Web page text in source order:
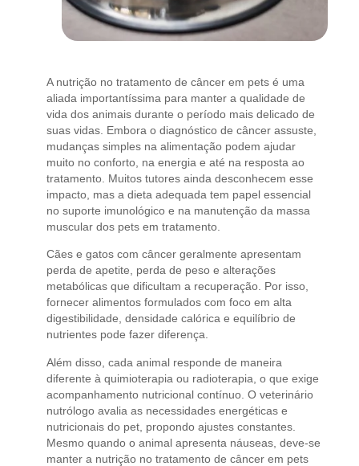
A nutrição no tratamento de câncer em pets é uma
aliada importantíssima para manter a qualidade de
vida dos animais durante o período mais delicado de
suas vidas. Embora o diagnóstico de câncer assuste,
mudanças simples na alimentação podem ajudar
muito no conforto, na energia e até na resposta ao
tratamento. Muitos tutores ainda desconhecem esse
impacto, mas a dieta adequada tem papel essencial
no suporte imunológico e na manutenção da massa
muscular dos pets em tratamento.
Cães e gatos com câncer geralmente apresentam
perda de apetite, perda de peso e alterações
metabólicas que dificultam a recuperação. Por isso,
fornecer alimentos formulados com foco em alta
digestibilidade, densidade calórica e equilíbrio de
nutrientes pode fazer diferença.
Além disso, cada animal responde de maneira
diferente à quimioterapia ou radioterapia, o que exige
acompanhamento nutricional contínuo. O veterinário
nutrólogo avalia as necessidades energéticas e
nutricionais do pet, propondo ajustes constantes.
Mesmo quando o animal apresenta náuseas, deve-se
manter a nutrição no tratamento de câncer em pets